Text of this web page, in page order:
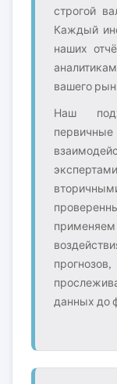
строгой
Каждый
наших
вашего
Наш
данных до